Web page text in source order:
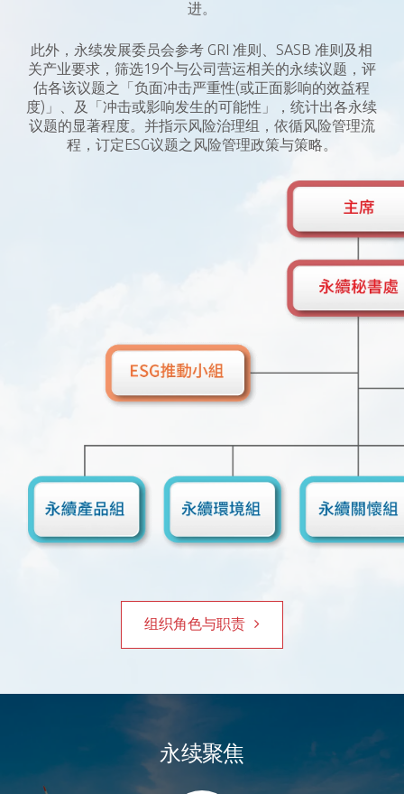
进。
此外，永续发展委员会参考 GRI 准则、SASB 准则及相
关产业要求，筛选19个与公司营运相关的永续议题，评
估各该议题之「负面冲击严重性(或正面影响的效益程
度)」、及「冲击或影响发生的可能性」，统计出各永续
议题的显著程度。并指示风险治理组，依循风险管理流
程，订定ESG议题之风险管理政策与策略。
组织角色与职责
永续聚焦